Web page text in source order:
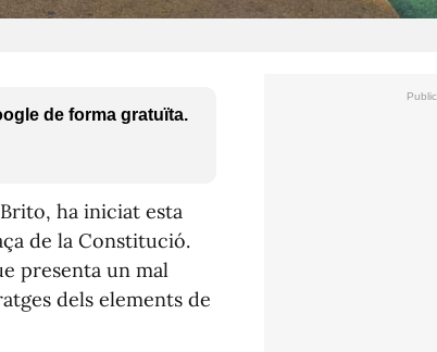
de forma gratuïta.
Brito, ha iniciat esta
de la Constitució.
presenta un mal
dels elements de